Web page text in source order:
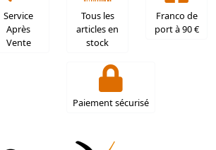
Service
Après
Vente
Tous les
articles en
stock
Franco de
port à 90 €
Paiement sécurisé